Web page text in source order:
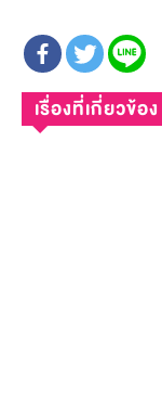
เรื่องที่เกี่ยวข้อง